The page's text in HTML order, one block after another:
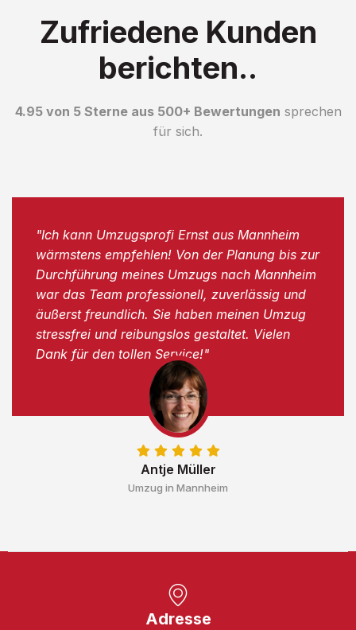
Zufriedene Kunden
berichten..
4.95 von 5 Sterne aus 500+ Bewertungen sprechen
für sich.
Antje Müller
Umzug in Mannheim
"Ich kann Umzugsprofi Ernst aus Mannheim
wärmstens empfehlen! Von der Planung bis zur
Durchführung meines Umzugs nach Mannheim
war das Team professionell, zuverlässig und
äußerst freundlich. Sie haben meinen Umzug
stressfrei und reibungslos gestaltet. Vielen
Dank für den tollen Service!"
Adresse